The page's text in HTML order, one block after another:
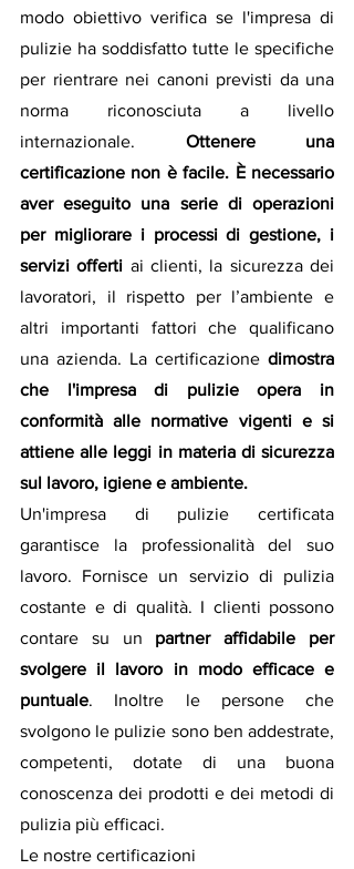
modo obiettivo verifica se l'impresa di
pulizie ha soddisfatto tutte le specifiche
per rientrare nei canoni previsti da una
norma riconosciuta a livello
internazionale. Ottenere una
certificazione non è facile. È necessario
aver eseguito una serie di operazioni
per migliorare i processi di gestione, i
servizi offerti ai clienti, la sicurezza dei
lavoratori, il rispetto per l’ambiente e
altri importanti fattori che qualificano
una azienda. La certificazione dimostra
che l'impresa di pulizie opera in
conformità alle normative vigenti e si
attiene alle leggi in materia di sicurezza
sul lavoro, igiene e ambiente.
Un'impresa di pulizie certificata
garantisce la professionalità del suo
lavoro. Fornisce un servizio di pulizia
costante e di qualità. I clienti possono
contare su un partner affidabile per
svolgere il lavoro in modo efficace e
puntuale. Inoltre le persone che
svolgono le pulizie sono ben addestrate,
competenti, dotate di una buona
conoscenza dei prodotti e dei metodi di
pulizia più efficaci.
Le nostre certificazioni